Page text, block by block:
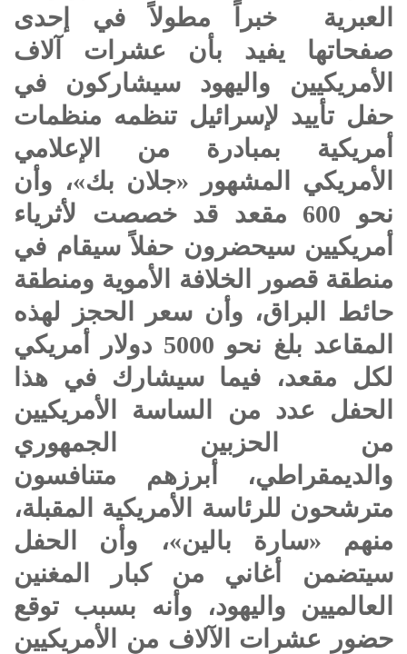
العبرية خبراً مطولاً في إحدى
صفحاتها يفيد بأن عشرات آلاف
الأمريكيين واليهود سيشاركون في
حفل تأييد لإسرائيل تنظمه منظمات
أمريكية بمبادرة من الإعلامي
الأمريكي المشهور «جلان بك»، وأن
نحو 600 مقعد قد خصصت لأثرياء
أمريكيين سيحضرون حفلاً سيقام في
منطقة قصور الخلافة الأموية ومنطقة
حائط البراق، وأن سعر الحجز لهذه
المقاعد بلغ نحو 5000 دولار أمريكي
لكل مقعد، فيما سيشارك في هذا
الحفل عدد من الساسة الأمريكيين
من الحزبين الجمهوري
والديمقراطي، أبرزهم متنافسون
مترشحون للرئاسة الأمريكية المقبلة،
منهم «سارة بالين»، وأن الحفل
سيتضمن أغاني من كبار المغنين
العالميين واليهود، وأنه بسبب توقع
حضور عشرات الآلاف من الأمريكيين